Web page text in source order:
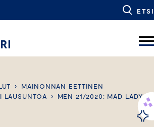
ETSI
›
MAINONNAN EETTINEN
LAUSUNTOA ›
MEN 21/2020: MAD LADY